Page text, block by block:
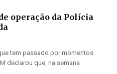
operação da Polícia
tem passado por momentos
declarou que, na semana